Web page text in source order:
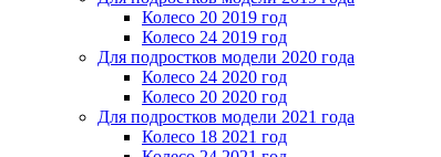
Колесо 20 2019 год
Колесо 24 2019 год
Для подростков модели 2020 года
Колесо 24 2020 год
Колесо 20 2020 год
Для подростков модели 2021 года
Колесо 18 2021 год